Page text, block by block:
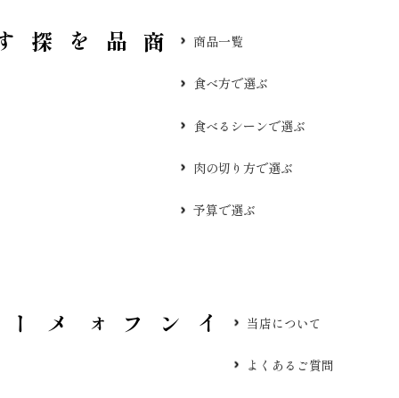
す 商品一覧
食べ方で選ぶ
食べるシーンで選ぶ
肉の切り方で選ぶ
予算で選ぶ
当店について
よくあるご質問